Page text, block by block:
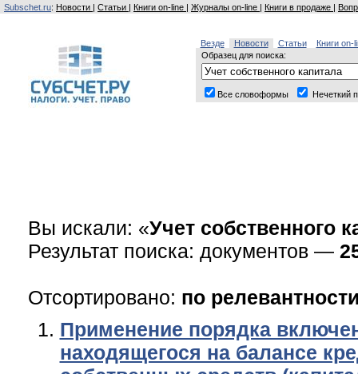
Subschet.ru: Новости | Статьи | Книги on-line | Журналы on-line | Книги в продаже |
Везде Новости Статьи
Книги on-
Образец для поиска:
Все словоформы Нечеткий
Вы искали: «Учет собственного
Результат поиска: документов —
Отсортировано: по
Применение порядка
находящегося на балансе